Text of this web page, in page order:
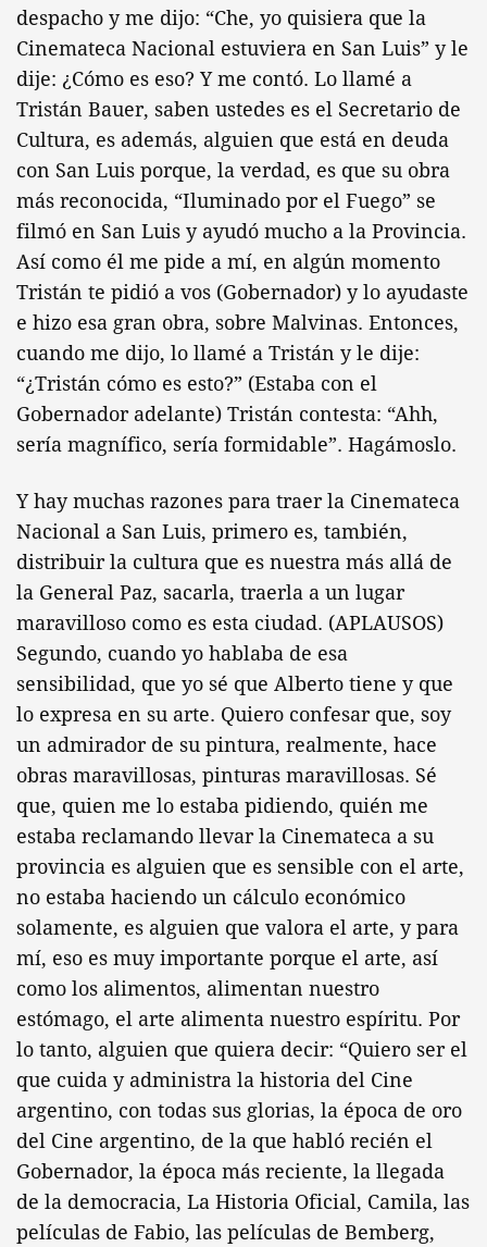
despacho y me dijo: “Che, yo quisiera que la
Cinemateca Nacional estuviera en San Luis” y le
dije: ¿Cómo es eso? Y me contó. Lo llamé a
Tristán Bauer, saben ustedes es el Secretario de
Cultura, es además, alguien que está en deuda
con San Luis porque, la verdad, es que su obra
más reconocida, “Iluminado por el Fuego” se
filmó en San Luis y ayudó mucho a la Provincia.
Así como él me pide a mí, en algún momento
Tristán te pidió a vos (Gobernador) y lo ayudaste
e hizo esa gran obra, sobre Malvinas. Entonces,
cuando me dijo, lo llamé a Tristán y le dije:
“¿Tristán cómo es esto?” (Estaba con el
Gobernador adelante) Tristán contesta: “Ahh,
sería magnífico, sería formidable”. Hagámoslo.
Y hay muchas razones para traer la Cinemateca
Nacional a San Luis, primero es, también,
distribuir la cultura que es nuestra más allá de
la General Paz, sacarla, traerla a un lugar
maravilloso como es esta ciudad. (APLAUSOS)
Segundo, cuando yo hablaba de esa
sensibilidad, que yo sé que Alberto tiene y que
lo expresa en su arte. Quiero confesar que, soy
un admirador de su pintura, realmente, hace
obras maravillosas, pinturas maravillosas. Sé
que, quien me lo estaba pidiendo, quién me
estaba reclamando llevar la Cinemateca a su
provincia es alguien que es sensible con el arte,
no estaba haciendo un cálculo económico
solamente, es alguien que valora el arte, y para
mí, eso es muy importante porque el arte, así
como los alimentos, alimentan nuestro
estómago, el arte alimenta nuestro espíritu. Por
lo tanto, alguien que quiera decir: “Quiero ser el
que cuida y administra la historia del Cine
argentino, con todas sus glorias, la época de oro
del Cine argentino, de la que habló recién el
Gobernador, la época más reciente, la llegada
de la democracia, La Historia Oficial, Camila, las
películas de Fabio, las películas de Bemberg,